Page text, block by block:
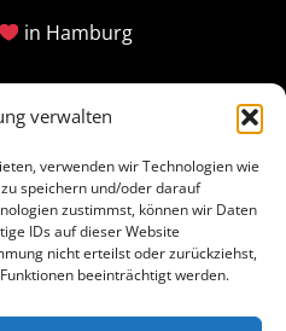
verwalten
verwenden wir Technologien wie
speichern und/oder darauf
zustimmst, können wir Daten
IDs auf dieser Website
nicht erteilst oder zurückziehst,
beeinträchtigt werden.
in Hamburg